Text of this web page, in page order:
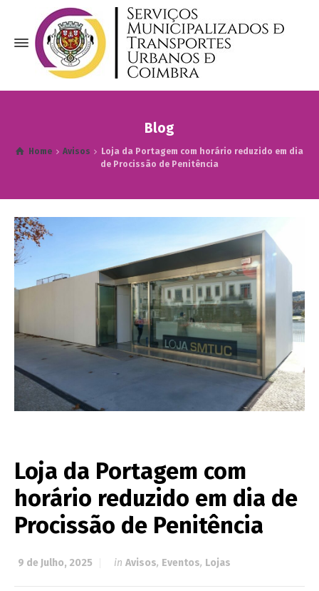
Blog
Home Avisos
Loja da Portagem com horário reduzido em dia
de Procissão de Penitência
Loja da Portagem com
horário reduzido em dia de
Procissão de Penitência
9 de Julho, 2025 in Avisos, Eventos, Lojas